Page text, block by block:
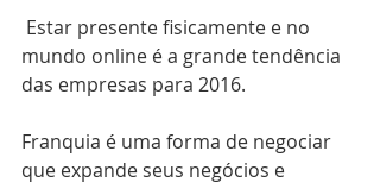
mundo online é a grande tendência
das empresas para 2016.
Franquia é uma forma de negociar
que expande seus negócios e